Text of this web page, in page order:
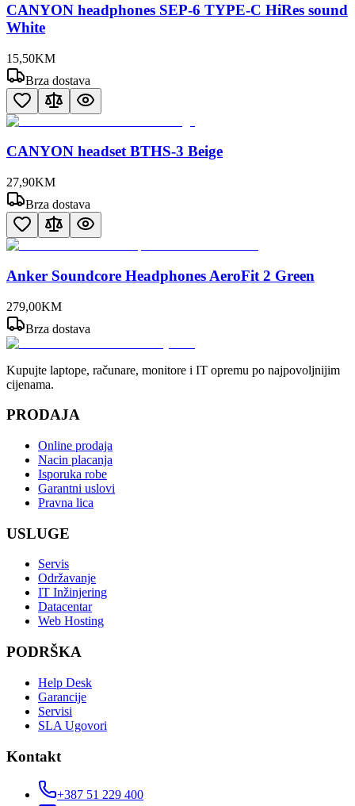
CANYON headphones SEP-6 TYPE-C HiRes sound
White
15,50KM
Brza dostava
CANYON headset BTHS-3 Beige
27,90KM
Brza dostava
Anker Soundcore Headphones AeroFit 2 Green
279,00KM
Brza dostava
Kupujte laptope, računare, monitore i IT opremu po najpovoljnijim
cijenama.
PRODAJA
Online prodaja
Nacin placanja
Isporuka robe
Garantni uslovi
Pravna lica
USLUGE
Servis
Održavanje
IT Inžinjering
Datacentar
Web Hosting
PODRŠKA
Help Desk
Garancije
Servisi
SLA Ugovori
Kontakt
+387 51 229 400